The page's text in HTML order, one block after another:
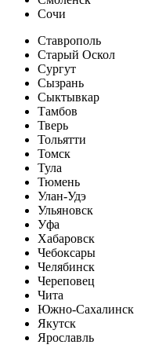
Сочи
Ставрополь
Старый Оскол
Сургут
Сызрань
Сыктывкар
Тамбов
Тверь
Тольятти
Томск
Тула
Тюмень
Улан-Удэ
Ульяновск
Уфа
Хабаровск
Чебоксары
Челябинск
Череповец
Чита
Южно-Сахалинск
Якутск
Ярославль